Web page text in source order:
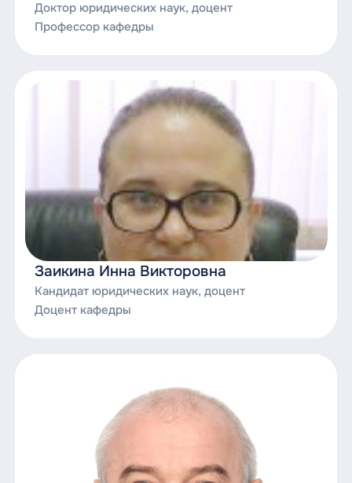
Учебная практика;
Доктор юридических наук, доцент
Профессор кафедры
Заикина Инна Викторовна
Кандидат юридических наук, доцент
Доцент кафедры